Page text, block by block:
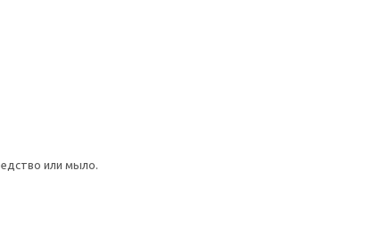
или мыло.